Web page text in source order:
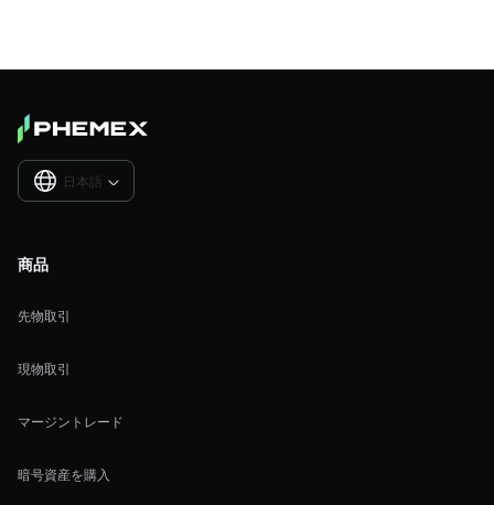
日本語 
商品
先物取引
現物取引
マージントレード
暗号資産を購入